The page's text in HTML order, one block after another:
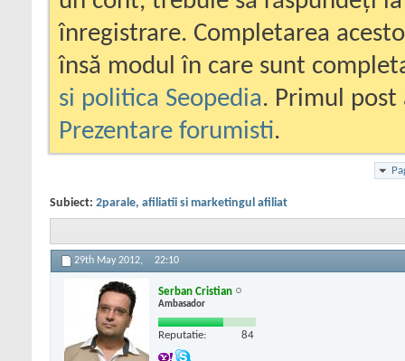
înregistrare. Completarea
însă modul în care sunt
si politica Seopedia. Primul
Prezentare forumisti.
Subiect: 2parale, afiliatii si marketingul afiliat
29th May 2012, 22:10
Serban Cristian
Ambasador
Reputatie: 84